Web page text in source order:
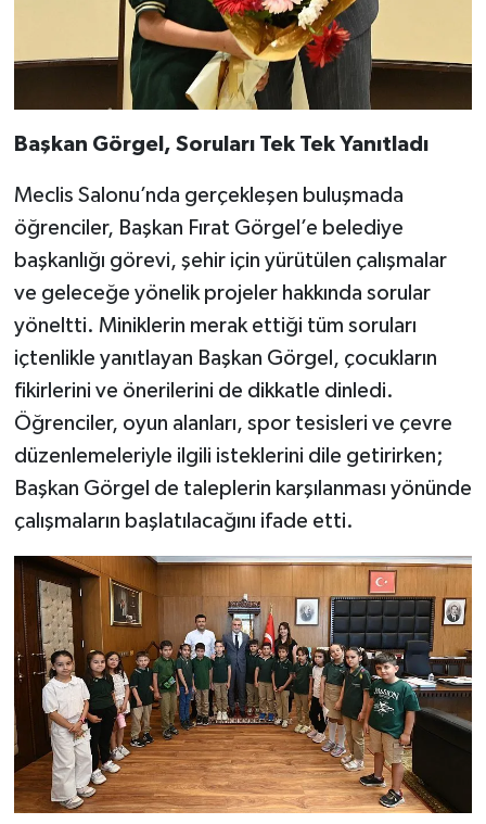
Başkan Görgel, Soruları Tek Tek Yanıtladı
Meclis Salonu’nda gerçekleşen buluşmada
öğrenciler, Başkan Fırat Görgel’e belediye
başkanlığı görevi, şehir için yürütülen çalışmalar
ve geleceğe yönelik projeler hakkında sorular
yöneltti. Miniklerin merak ettiği tüm soruları
içtenlikle yanıtlayan Başkan Görgel, çocukların
fikirlerini ve önerilerini de dikkatle dinledi.
Öğrenciler, oyun alanları, spor tesisleri ve çevre
düzenlemeleriyle ilgili isteklerini dile getirirken;
Başkan Görgel de taleplerin karşılanması yönünde
çalışmaların başlatılacağını ifade etti.